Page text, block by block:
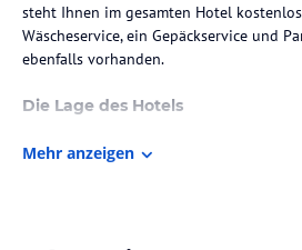
steht Ihnen im gesamten Hotel
Wäscheservice, ein Gepäckservice und
ebenfalls vorhanden.
Die Lage des Hotels
ist von einer atemberaubenden Natur
Mehr anzeigen